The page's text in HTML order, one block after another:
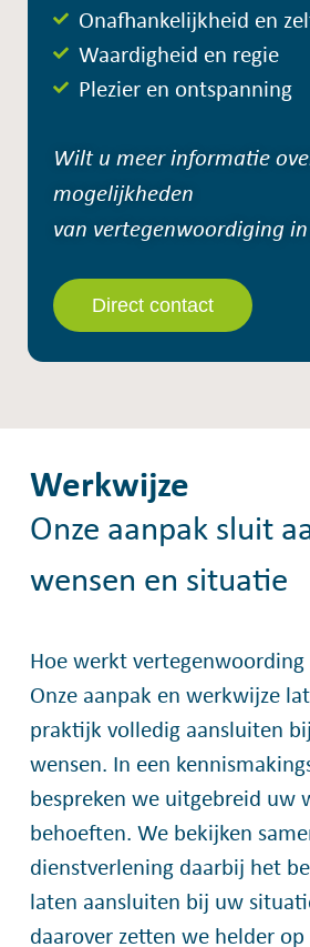
Onafhankelijkheid en
Waardigheid en regie
Plezier en ontspanning
Wilt u meer informatie
mogelijkheden
van vertegenwoordiging
Direct contact
Werkwijze
Onze aanpak sluit
wensen en situatie
Hoe werkt
Onze aanpak en werkwijze
praktijk volledig aansluiten
wensen. In een
bespreken we uitgebreid uw
behoeften. We bekijken
dienstverlening daarbij het
laten aansluiten bij uw
daarover zetten we helder